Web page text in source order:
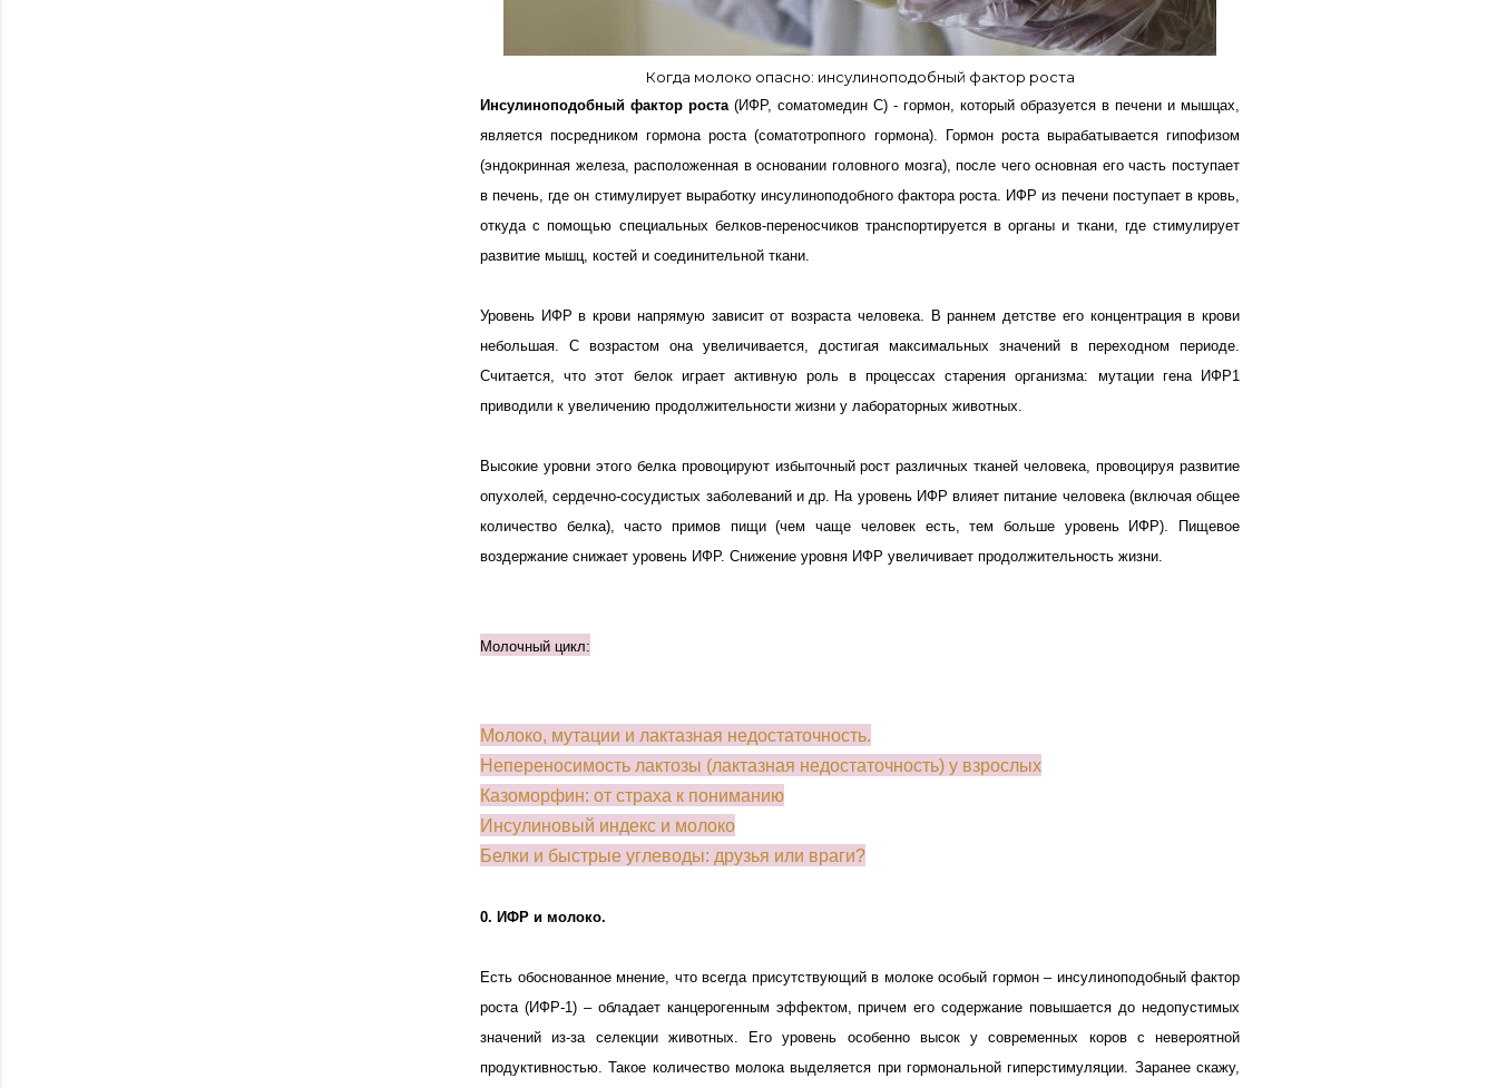
Когда молоко опасно: инсулиноподобный фактор роста
Инсулиноподобный фактор роста(ИФР, соматомедин С) - гормон, который образуется в печени и мышцах,
является посредником гормона роста (соматотропного гормона). Гормон роста вырабатывается гипофизом
(эндокринная железа, расположенная в основании головного мозга), после чего основная его часть поступает
в печень, где он стимулирует выработку инсулиноподобного фактора роста. ИФР из печени поступает в кровь,
откуда с помощью специальных белков-переносчиков транспортируется в органы и ткани, где стимулирует
развитие мышц, костей и соединительной ткани.
Уровень ИФР в крови напрямую зависит от возраста человека. В раннем детстве его концентрация в крови
небольшая. С возрастом она увеличивается, достигая максимальных значений в переходном периоде.
Считается, что этот белок играет активную роль в процессах старения организма: мутации гена ИФР1
приводили к увеличению продолжительности жизни у лабораторных животных.
Высокие уровни этого белка провоцируют избыточный рост различных тканей человека, провоцируя развитие
опухолей, сердечно-сосудистых заболеваний и др. На уровень ИФР влияет питание человека (включая общее
количество белка), часто примов пищи (чем чаще человек есть, тем больше уровень ИФР). Пищевое
воздержание снижает уровень ИФР. Снижение уровня ИФР увеличивает продолжительность жизни.
Молочный цикл:
Молоко, мутации и лактазная недостаточность.
Непереносимость лактозы (лактазная недостаточность) у взрослых
Казоморфин: от страха к пониманию
Инсулиновый индекс и молоко
Белки и быстрые углеводы: друзья или враги?
0. ИФР и молоко.
Есть обоснованное мнение, что всегда присутствующий в молоке особый гормон – инсулиноподобный фактор
роста (ИФР-1) – обладает канцерогенным эффектом, причем его содержание повышается до недопустимых
значений из-за селекции животных. Его уровень особенно высок у современных коров с невероятной
продуктивностью. Такое количество молока выделяется при гормональной гиперстимуляции. Заранее скажу,